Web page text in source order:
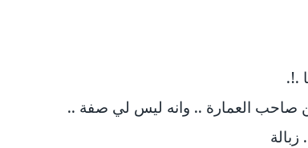
.!.
صاحب العمارة .. وانه ليس لي صفة ..